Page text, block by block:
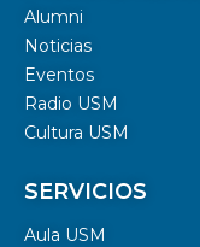
Alumni
Noticias
Eventos
Radio USM
Cultura USM
SERVICIOS
Aula USM